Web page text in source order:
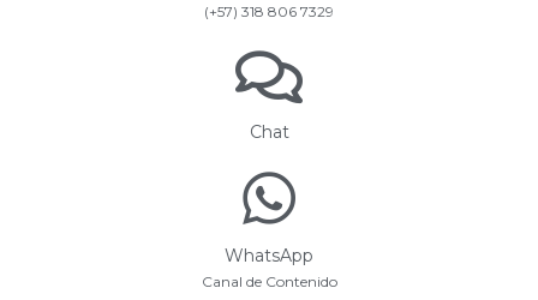
(+57) 318 806 7329
Chat
WhatsApp
Canal de Contenido